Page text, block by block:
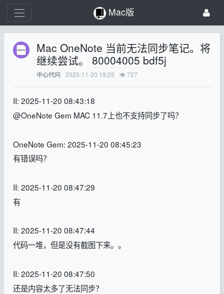
Mac版
Mac OneNote 当前无法同步笔记。将
继续尝试。 80004005 bdf5j
中心代问 2025-11-20 19:25 727
II: 2025-11-20 08:43:18
@OneNote Gem MAC 11.7上也不支持同步了吗？
OneNote Gem: 2025-11-20 08:45:23
有错误吗？
II: 2025-11-20 08:47:29
有
II: 2025-11-20 08:47:44
代码一堆，但是没有截图下来。。
II: 2025-11-20 08:47:50
还是内容太多了无法同步？